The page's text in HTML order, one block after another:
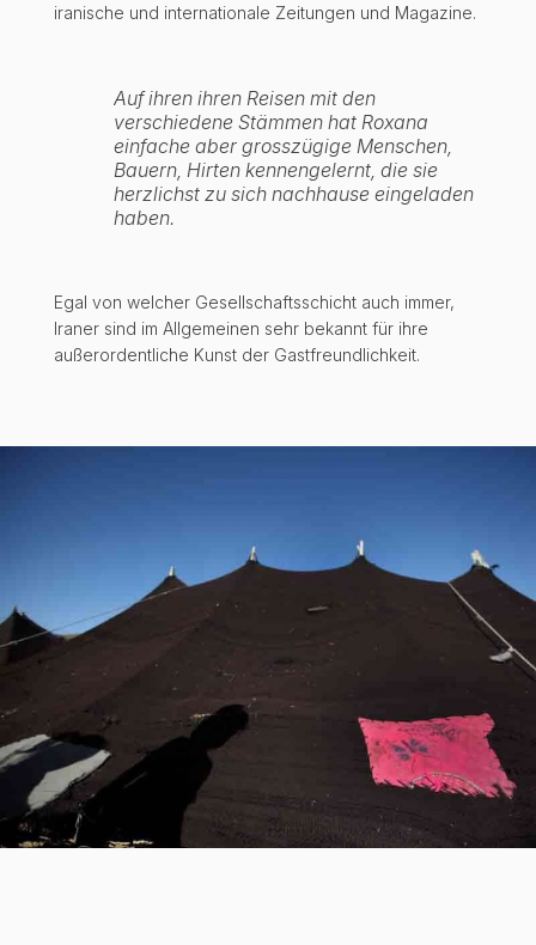
iranische und internationale Zeitungen und Magazine.
Auf ihren ihren Reisen mit den
verschiedene Stämmen hat Roxana
einfache aber grosszügige Menschen,
Bauern, Hirten kennengelernt, die sie
herzlichst zu sich nachhause eingeladen
haben.
Egal von welcher Gesellschaftsschicht auch immer,
Iraner sind im Allgemeinen sehr bekannt für ihre
außerordentliche Kunst der Gastfreundlichkeit.